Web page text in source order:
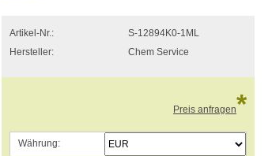
Artikel-Nr.:
S-12894K0-1ML
Hersteller:
Chem Service
Preis anfragen*
Währung: